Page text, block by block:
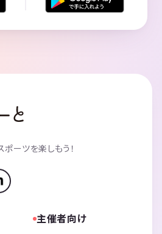
ーツを楽しもう！
主催者向け